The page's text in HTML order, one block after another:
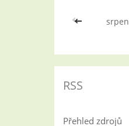
<< srpen
RSS
Přehled zdrojů